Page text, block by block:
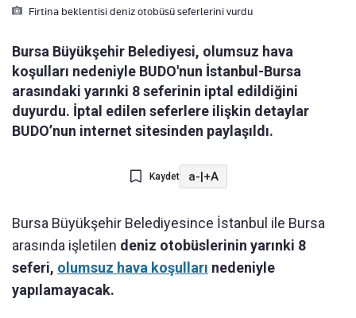
Firtina beklentisi deniz otobüsü seferlerini vurdu
Bursa Büyükşehir Belediyesi, olumsuz hava
koşulları nedeniyle BUDO'nun İstanbul-Bursa
arasındaki yarınki 8 seferinin iptal edildiğini
duyurdu. İptal edilen seferlere ilişkin detaylar
BUDO’nun internet sitesinden paylaşıldı.
Kaydet a-|+A
Bursa Büyükşehir Belediyesince İstanbul ile Bursa
arasında işletilen deniz otobüslerinin yarınki 8
seferi, olumsuz hava koşulları nedeniyle
yapılamayacak.